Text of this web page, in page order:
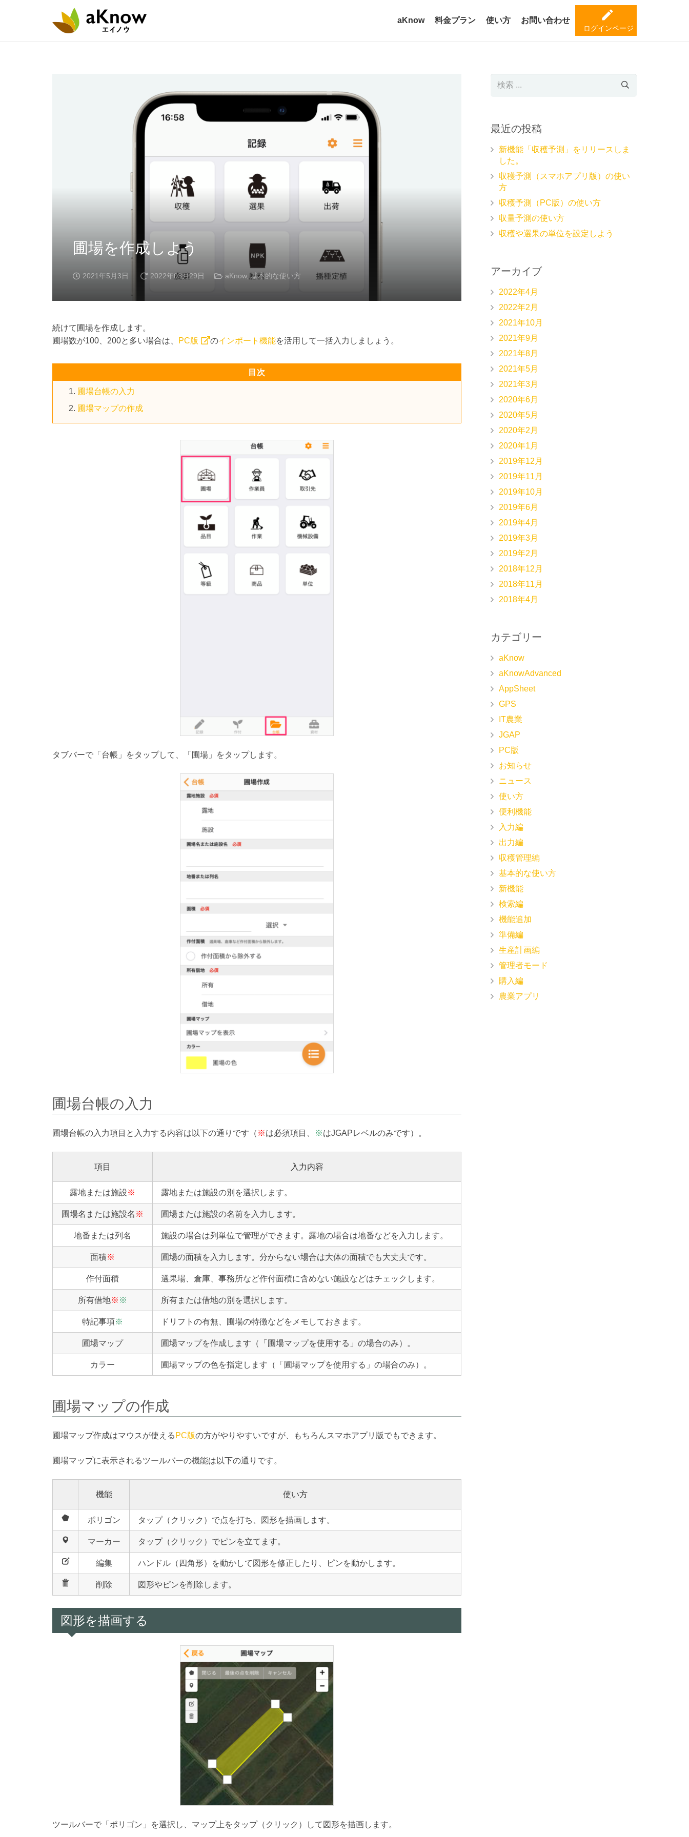
aKnow 料金プラン 使い方 お問い合わせ create
ログインページ
圃場を作成しよう
2021年5月3日 2022年03月29日 aKnow,基本的な使い方
続けて圃場を作成します。
圃場数が100、200と多い場合は、
PC版 のインポート機能を活用して一括入力しましょう。
目次
圃場台帳の入力
圃場マップの作成
タブバーで「台帳」をタップして、「圃場」をタップします。
圃場台帳の入力
圃場台帳の入力項目と入力する内容は以下の通りです（ ※は必須項目、 ※はJGAPレベルのみです）。
項目 入力内容
露地または施設※ 露地または施設の別を選択します。
圃場名または施設名 ※ 圃場または施設の名前を入力します。
地番または列名 施設の場合は列単位で管理ができます。露地の場合は地番などを入力します。
面積※ 圃場の面積を入力します。分からない場合は大体の面積でも大丈夫です。
作付面積 選果場、倉庫、事務所など作付面積に含めない施設などはチェックします。
所有借地※ ※ 所有または借地の別を選択します。
特記事項※ ドリフトの有無、圃場の特徴などをメモしておきます。
圃場マップ 圃場マップを作成します（「圃場マップを使用する」の場合のみ）。
カラー 圃場マップの色を指定します（「圃場マップを使用する」の場合のみ）。
圃場マップの作成
圃場マップ作成はマウスが使える PC版の方がやりやすいですが、もちろんスマホアプリ版でもできます。
圃場マップに表示されるツールバーの機能は以下の通りです。
機能 使い方
ポリゴン タップ（クリック）で点を打ち、図形を描画します。
マーカー タップ（クリック）でピンを立てます。
編集 ハンドル（四角形）を動かして図形を修正したり、ピンを動かします。
削除 図形やピンを削除します。
図形を描画する
ツールバーで「ポリゴン」を選択し、マップ上をタップ（クリック）して図形を描画します。
最近の投稿
新機能「収穫予測」をリリースしま
した。
収穫予測（スマホアプリ版）の使い
方
収穫予測（PC版）の使い方
収量予測の使い方
収穫や選果の単位を設定しよう
アーカイブ
2022年4月
2022年2月
2021年10月
2021年9月
2021年8月
2021年5月
2021年3月
2020年6月
2020年5月
2020年2月
2020年1月
2019年12月
2019年11月
2019年10月
2019年6月
2019年4月
2019年3月
2019年2月
2018年12月
2018年11月
2018年4月
カテゴリー
aKnow
aKnowAdvanced
AppSheet
GPS
IT農業
JGAP
PC版
お知らせ
ニュース
使い方
便利機能
入力編
出力編
収穫管理編
基本的な使い方
新機能
検索編
機能追加
準備編
生産計画編
管理者モード
購入編
農業アプリ